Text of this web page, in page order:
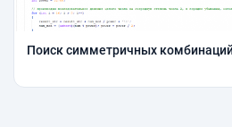
Поиск симметричных